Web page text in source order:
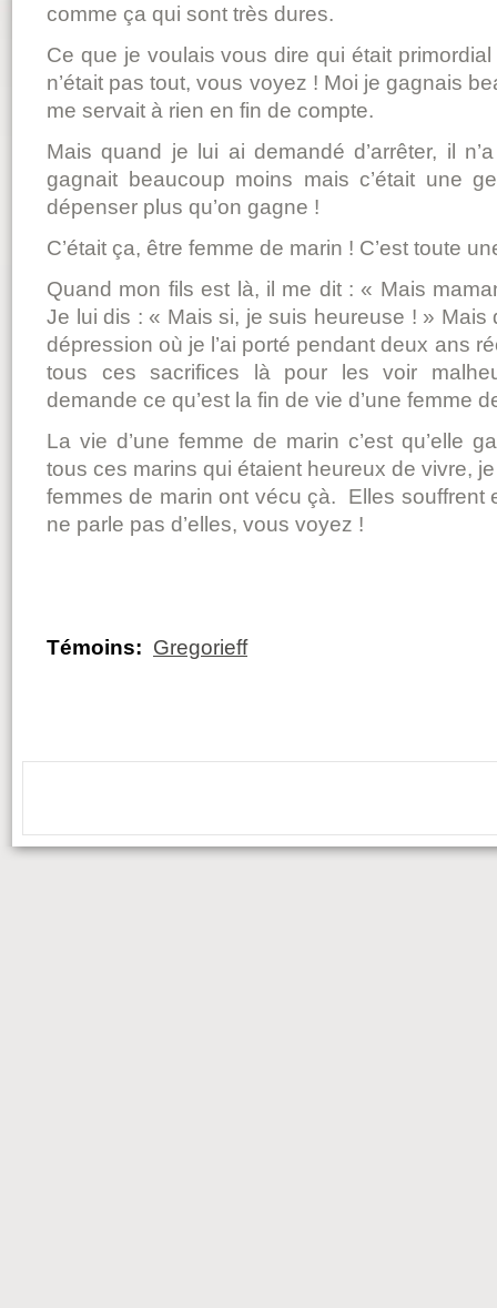
comme ça qui sont très dures.
Ce que je voulais vous dire qui était primordial
n’était pas tout, vous voyez ! Moi je gagnais
me servait à rien en fin de compte.
Mais quand je lui ai demandé d’arrêter, il
gagnait beaucoup moins mais c’était une
dépenser plus qu’on gagne !
C’était ça, être femme de marin ! C’est toute
Quand mon fils est là, il me dit : « Mais
Je lui dis : « Mais si, je suis heureuse ! » Mais
dépression où je l’ai porté pendant deux ans
tous ces sacrifices là pour les voir
demande ce qu’est la fin de vie d’une femme
La vie d’une femme de marin c’est qu’elle
tous ces marins qui étaient heureux de vivre,
femmes de marin ont vécu çà. Elles souffrent
ne parle pas d’elles, vous voyez !
Témoins: Gregorieff